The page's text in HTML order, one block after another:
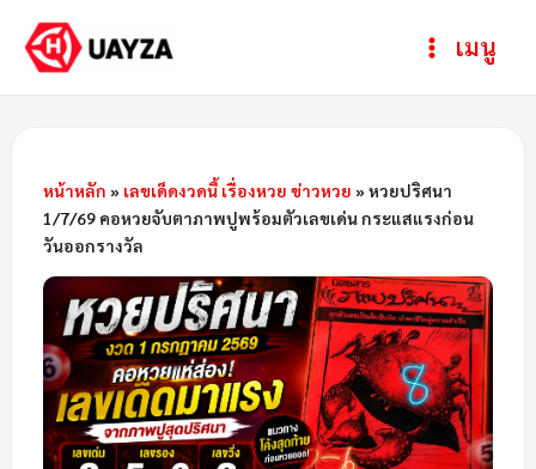
Mainเมนู
หน้าหลัก » เลขเด็ดงวดนี้ เรื่องหวย ข่าวหวย »หวยปริศนา
1/7/69 คอหวยจับตาภาพปูพร้อมตัวเลขเด่น กระแสแรงก่อน
วันออกรางวัล
Post
navigation
ห
ม
ห